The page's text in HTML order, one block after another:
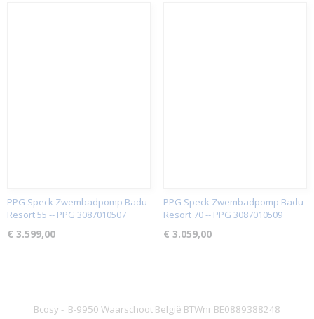
PPG Speck Zwembadpomp Badu
Resort 55 -- PPG 3087010507
€ 3.599,00
PPG Speck Zwembadpomp Badu
Resort 70 -- PPG 3087010509
€ 3.059,00
Bcosy - B-9950 Waarschoot België BTWnr BE0889388248